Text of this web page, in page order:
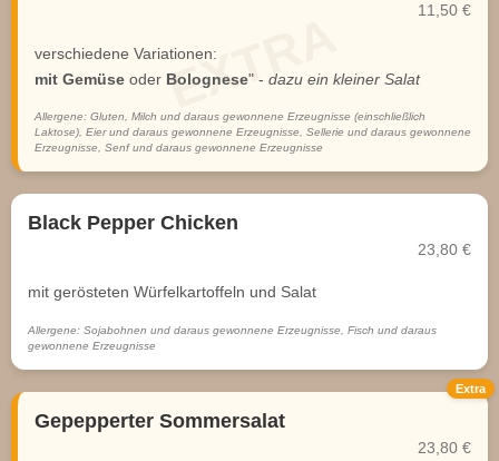
11,50 €
verschiedene Variationen:
mit Gemüse oder Bolognese" - dazu ein kleiner Salat
Allergene: Gluten, Milch und daraus gewonnene Erzeugnisse (einschließlich
Laktose), Eier und daraus gewonnene Erzeugnisse, Sellerie und daraus gewonnene
Erzeugnisse, Senf und daraus gewonnene Erzeugnisse
Black Pepper Chicken
23,80 €
mit gerösteten Würfelkartoffeln und Salat
Allergene: Sojabohnen und daraus gewonnene Erzeugnisse, Fisch und daraus
gewonnene Erzeugnisse
Extra
Gepepperter Sommersalat
23,80 €